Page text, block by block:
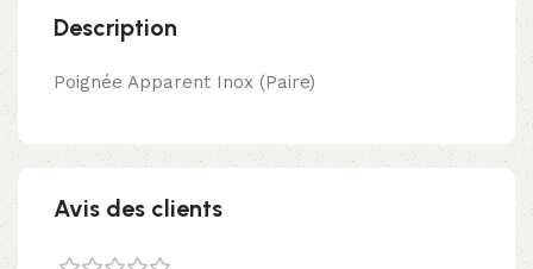
Description
Poignée Apparent Inox (Paire)
Avis des clients